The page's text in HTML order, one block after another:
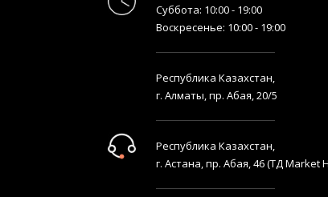
Суббота: 10:00 - 19:00
Воскресенье: 10:00 - 19:00
Республика Казахстан,
г. Алматы, пр. Абая, 20/5
Республика Казахстан,
г. Астана, пр. Абая, 46 (ТД Market